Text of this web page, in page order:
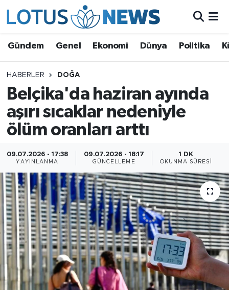
Gündem Genel Ekonomi Dünya Politika
HABERLER DOĞA
Belçika'da haziran ayında
aşırı sıcaklar nedeniyle
ölüm oranları arttı
09.07.2026 - 17:38
YAYINLANMA
09.07.2026 - 18:17
GÜNCELLEME
1 DK
OKUNMA SÜRESI
Ekonomi
Dünya
Politika
Bilim ve Teknoloji
Çin Fuarları
Gündem
Video